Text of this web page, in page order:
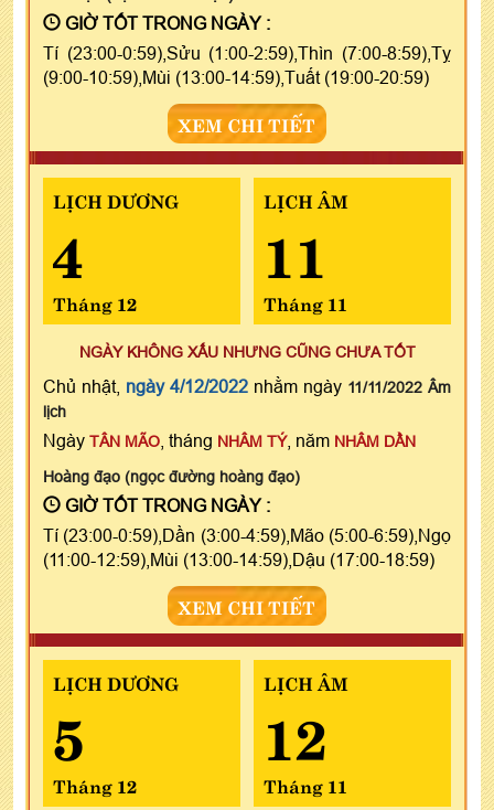
GIỜ TỐT TRONG NGÀY :
Tí (23:00-0:59),Sửu (1:00-2:59),Thìn (7:00-8:59),Tỵ
(9:00-10:59),Mùi (13:00-14:59),Tuất (19:00-20:59)
XEM CHI TIẾT
LỊCH DƯƠNG
4
Tháng 12
LỊCH ÂM
11
Tháng 11
NGÀY KHÔNG XẤU NHƯNG CŨNG CHƯA TỐT
Chủ nhật, ngày 4/12/2022 nhằm ngày 11/11/2022 Âm
lịch
Ngày TÂN MÃO , tháng NHÂM TÝ, năm NHÂM DẦN
Hoàng đạo (ngọc đường hoàng đạo)
GIỜ TỐT TRONG NGÀY :
Tí (23:00-0:59),Dần (3:00-4:59),Mão (5:00-6:59),Ngọ
(11:00-12:59),Mùi (13:00-14:59),Dậu (17:00-18:59)
XEM CHI TIẾT
LỊCH DƯƠNG
5
Tháng 12
LỊCH ÂM
12
Tháng 11